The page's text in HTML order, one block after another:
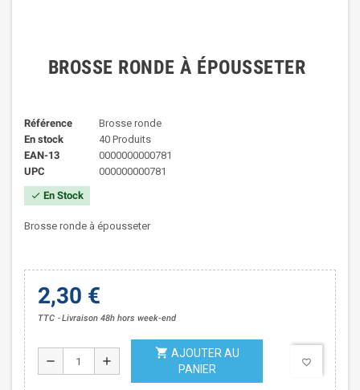
BROSSE RONDE À ÉPOUSSETER
Référence
Brosse ronde
En stock
40 Produits
EAN-13
0000000000781
UPC
000000000781
check En Stock
Brosse ronde à épousseter
2,30 €
TTC Livraison 48h hors week-end
remove add
shopping_cart AJOUTER AU
PANIER
favorite_border